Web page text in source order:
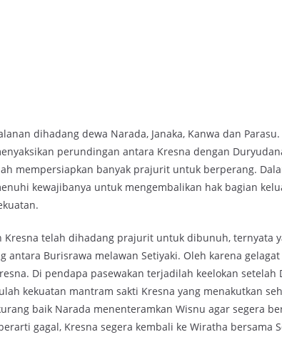
dihadang dewa Narada, Janaka, Kanwa dan
perundingan antara Kresna dengan
mempersiapkan banyak prajurit untuk berperang.
kewajibanya untuk mengembalikan hak bagian
Kresna telah dihadang prajurit untuk dibunuh, ternyata
antara Burisrawa melawan Setiyaki. Oleh karena
Di pendapa pasewakan terjadilah keelokan
kekuatan mantram sakti Kresna yang menakutkan
baik Narada menenteramkan Wisnu agar segera
gagal, Kresna segera kembali ke Wiratha bersama